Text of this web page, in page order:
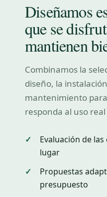
Diseñamos
que se
mantienen
Combinamos la
diseño, la
mantenimiento
responda al uso
Evaluación de
lugar
Propuestas
presupuesto